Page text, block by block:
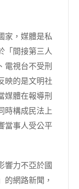
家，媒體是私
「間接第三人
電視台不受刑
映的是文明社
媒體在報導刑
時構成民法上
當事人受公平
響力不亞於國
的網路新聞，